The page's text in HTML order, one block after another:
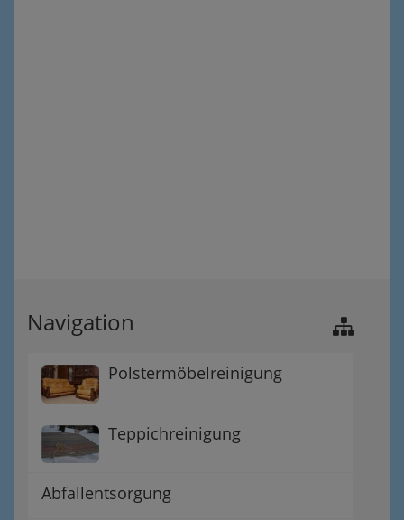
Navigation
Polstermöbelreinigung
Teppichreinigung
Abfallentsorgung